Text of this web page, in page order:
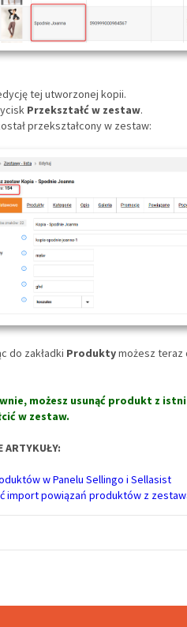
tej utworzonej kopii.
Przekształć w zestaw.
przekształcony w zestaw:
do zakładki Produktymożesz teraz
możesz usunąć produkt z
w zestaw.
ARTYKUŁY:
w Panelu Sellingo i Sellasist
import powiązań produktów z